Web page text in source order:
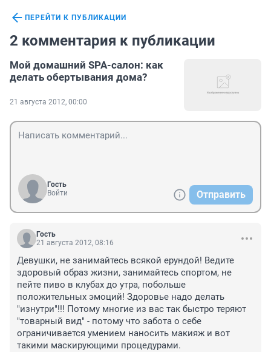
ПЕРЕЙТИ К ПУБЛИКАЦИИ
2 комментария к публикации
Мой домашний SPA-cалон: как
делать обертывания дома?
21 августа 2012, 00:00
Гость
Войти
Отправить
Гость
21 августа 2012, 08:16
Девушки, не занимайтесь всякой ерундой! Ведите
здоровый образ жизни, занимайтесь спортом, не
пейте пиво в клубах до утра, побольше
положительных эмоций! Здоровье надо делать
"изнутри"!!! Потому многие из вас так быстро теряют
"товарный вид" - потому что забота о себе
ограничивается умением наносить макияж и вот
такими маскирующими процедурами.